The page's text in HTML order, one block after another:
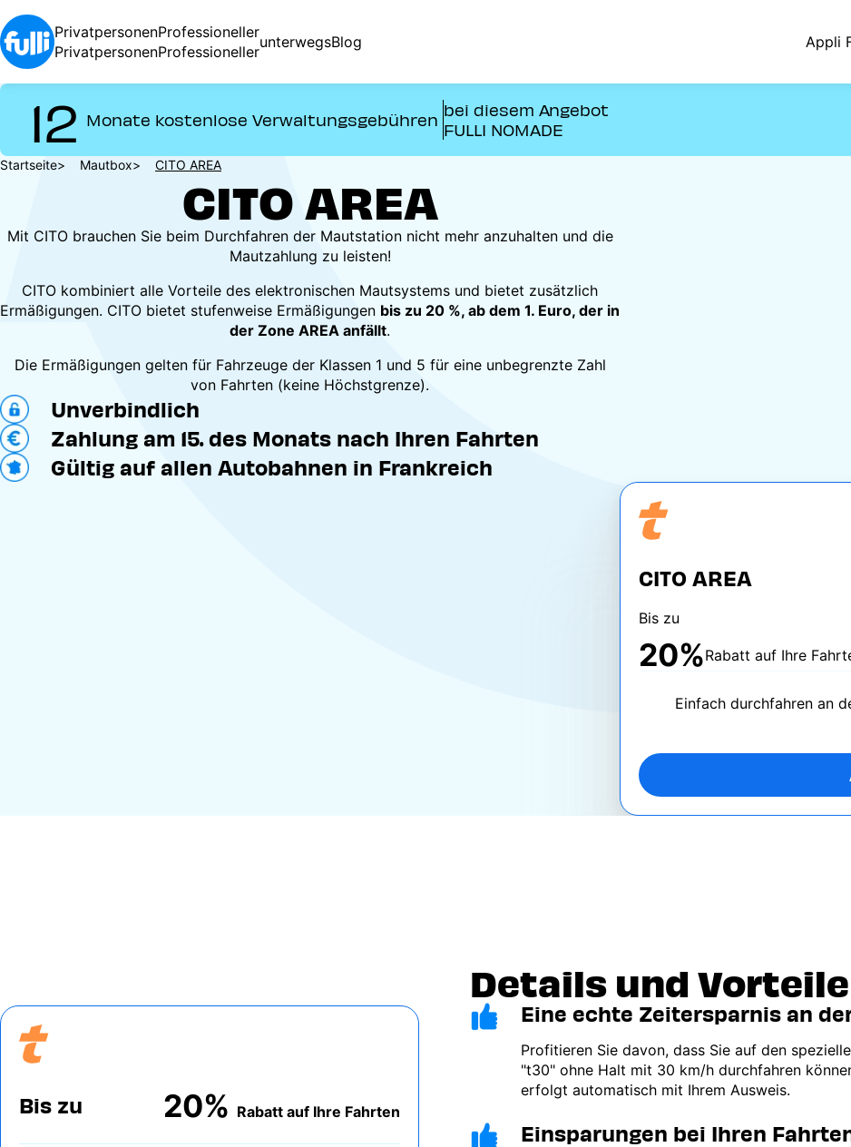
Direkt
zum
Inhalt
Privatpersonen
Privatpersonen
Professioneller
Professioneller
unterwegsBlog Appli
12 Monate kostenlose Verwaltungsgebühren
bei diesem Angebot
FULLI NOMADE
Pfadnavigation
Startseite Mautbox CITO AREA
CITO AREA
Bis zu
20%Rabatt auf Ihre
Einfach durchfahren an
CITO AREA
Mit CITO brauchen Sie beim Durchfahren der Mautstation nicht mehr anzuhalten und die
Mautzahlung zu leisten!
CITO kombiniert alle Vorteile des elektronischen Mautsystems und bietet zusätzlich
Ermäßigungen. CITO bietet stufenweise Ermäßigungen bis zu 20 %, ab dem 1. Euro, der in
der Zone AREA anfällt.
Die Ermäßigungen gelten für Fahrzeuge der Klassen 1 und 5 für eine unbegrenzte Zahl
von Fahrten (keine Höchstgrenze).
Unverbindlich
Zahlung am 15. des Monats nach Ihren Fahrten
Gültig auf allen Autobahnen in Frankreich
Bis zu 20% Rabatt auf Ihre Fahrten
Details und Vorteile
Image Eine echte Zeitersparnis an
Profitieren Sie davon, dass Sie auf den
"t30" ohne Halt mit 30 km/h durchfahren
erfolgt automatisch mit Ihrem Ausweis.
Image Einsparungen bei Ihren